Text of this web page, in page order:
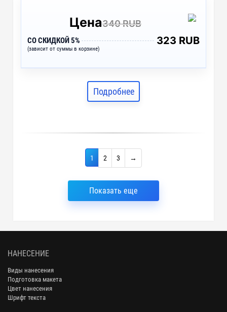
Цена340 RUB
СО СКИДКОЙ 5%
(зависит от суммы в корзине)
323 RUB
Подробнее
1 2 3 →
Показать еще
НАНЕСЕНИЕ
Виды нанесения
Подготовка макета
Цвет нанесения
Шрифт текста